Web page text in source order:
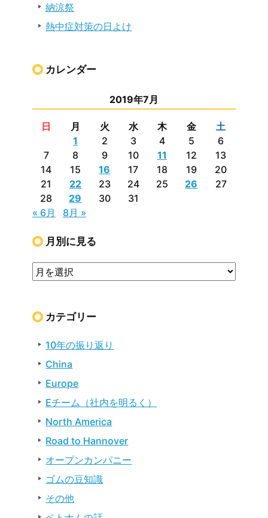
納涼祭
熱中症対策の日よけ
カレンダー
2019年7月
日 月 火 水 木 金
土
1
2 3 4 5
6
7
8 9 10 11 12
13
14
15 16 17 18 19
20
21
22 23 24 25 26
27
28
29 30
31
« 6月
8月 »
月別に見る
カテゴリー
10年の振り返り
China
Europe
Eチーム（社内を明るく）
North America
Road to Hannover
オープンカンパニー
ゴムの豆知識
その他